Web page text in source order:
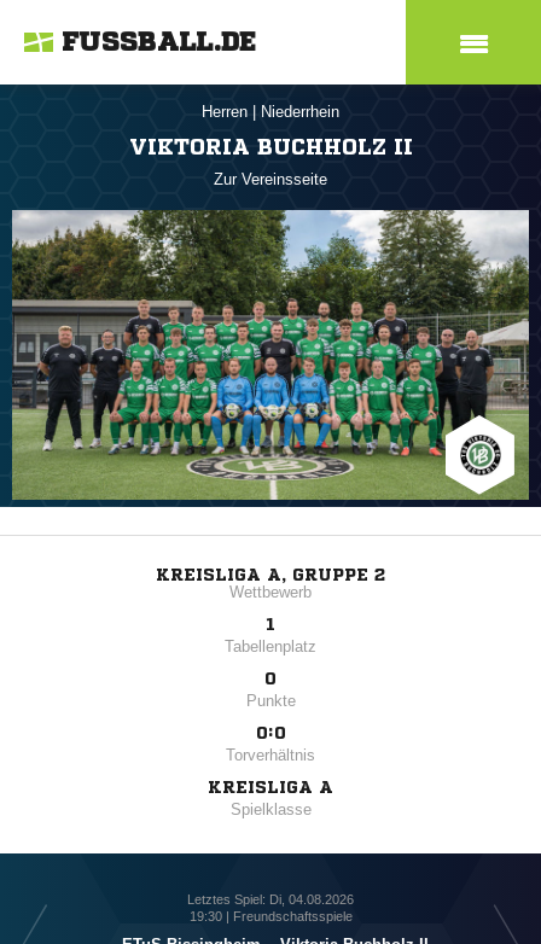
FUSSBALL.DE
Herren Niederrhein
VIKTORIA BUCHHOLZ II
Zur Vereinsseite
KREISLIGA A, GRUPPE 2
Wettbewerb
1
Tabellenplatz
0
Punkte
0:0
Torverhältnis
KREISLIGA A
Spielklasse
Letztes Spiel: Di, 04.08.2026
19:30 | Freundschaftsspiele